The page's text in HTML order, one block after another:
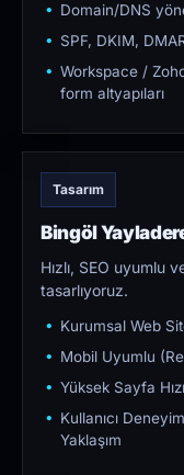
Domain/DNS
SPF, DKIM,
Workspace /
form altyapıları
Tasarım
Bingöl
Hızlı, SEO uyumlu
tasarlıyoruz.
Kurumsal Web
Mobil Uyumlu
Yüksek Sayfa
Kullanıcı
Yaklaşım